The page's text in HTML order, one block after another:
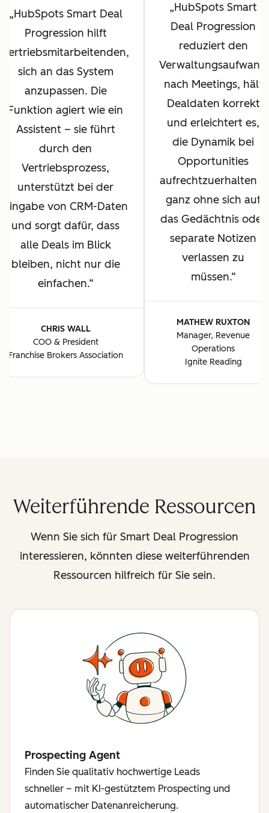
HubSpots Smart Deal
Progression hilft
Vertriebsmitarbeitenden,
sich an das System
anzupassen. Die
Funktion agiert wie ein
Assistent – sie führt
durch den
Vertriebsprozess,
unterstützt bei der
Eingabe von CRM-Daten
und sorgt dafür, dass
alle Deals im Blick
bleiben, nicht nur die
einfachen.
CHRIS WALL
COO & President
Franchise Brokers Association
HubSpots Smart
Deal Progression
reduziert den
Verwaltungsaufwand
nach Meetings, hält
Dealdaten korrekt
und erleichtert es,
die Dynamik bei
Opportunities
aufrechtzuerhalten –
ganz ohne sich auf
das Gedächtnis oder
separate Notizen
verlassen zu
müssen.
MATHEW RUXTON
Manager, Revenue
Operations
Ignite Reading
Weiterführende Ressourcen
Wenn Sie sich für Smart Deal Progression
interessieren, könnten diese weiterführenden
Ressourcen hilfreich für Sie sein.
Prospecting Agent
Finden Sie qualitativ hochwertige Leads
schneller – mit KI-gestütztem Prospecting und
automatischer Datenanreicherung.